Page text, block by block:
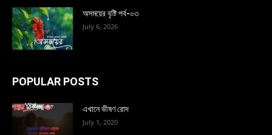
অসময়ের বৃষ্টি পর্ব-০৩
July 6, 2026
POPULAR POSTS
এখানে ভীষণ রোদ
July 1, 2020